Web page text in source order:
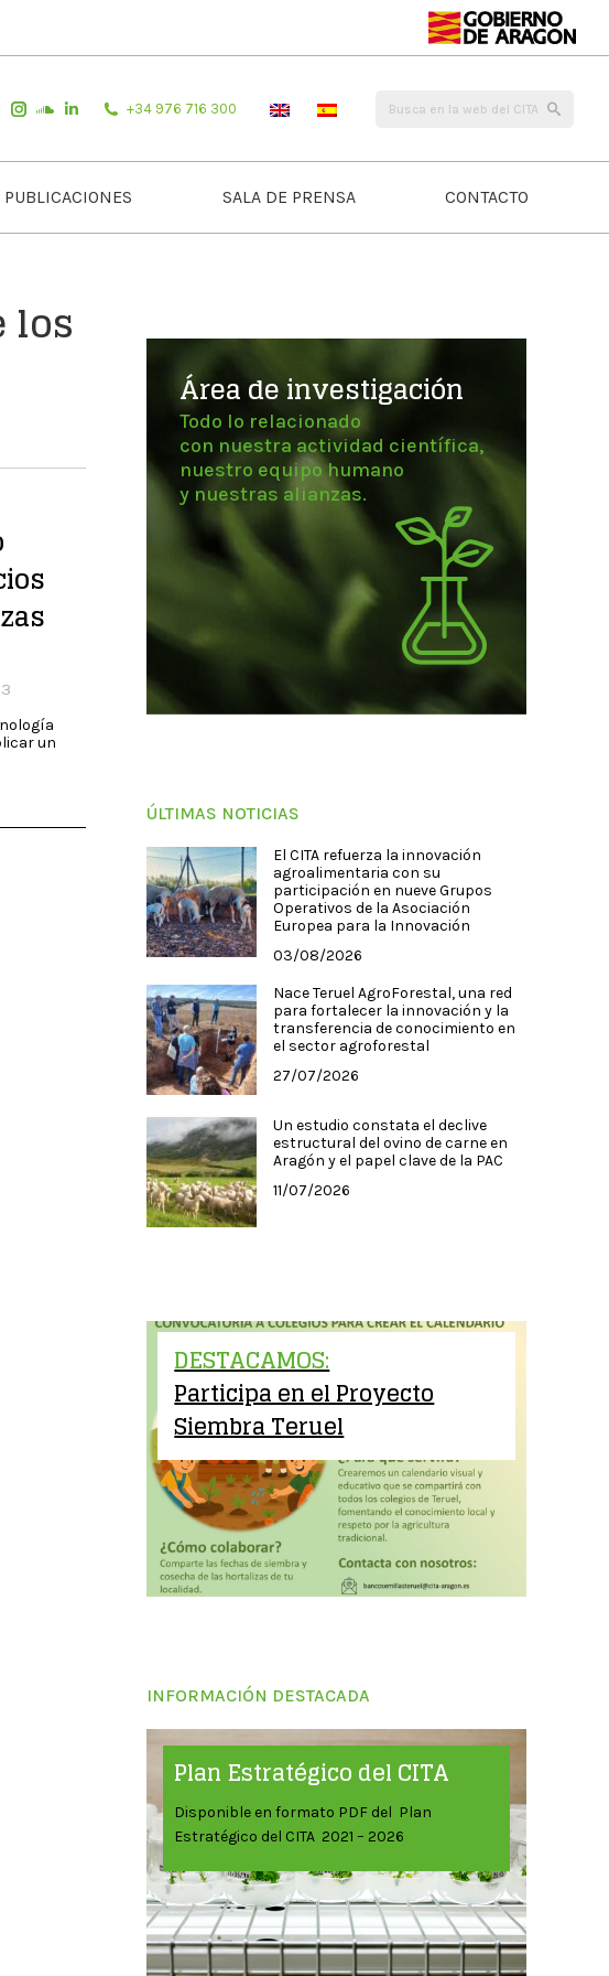
+34 976 716 300
PUBLICACIONES SALA DE PRENSA CONTACTO
los
un
Área de investigación
Todo lo relacionado
con nuestra actividad científica,
nuestro equipo humano
y nuestras alianzas.
ÚLTIMAS NOTICIAS
El CITA refuerza la innovación
agroalimentaria con su
participación en nueve Grupos
Operativos de la Asociación
Europea para la Innovación
03/08/2026
Nace Teruel AgroForestal, una red
para fortalecer la innovación y la
transferencia de conocimiento en
el sector agroforestal
27/07/2026
Un estudio constata el declive
estructural del ovino de carne en
Aragón y el papel clave de la PAC
11/07/2026
DESTACAMOS:
Participa en el Proyecto
Siembra Teruel
INFORMACIÓN DESTACADA
Plan Estratégico del CITA
Disponible en formato PDF del Plan
Estratégico del CITA 2021 – 2026